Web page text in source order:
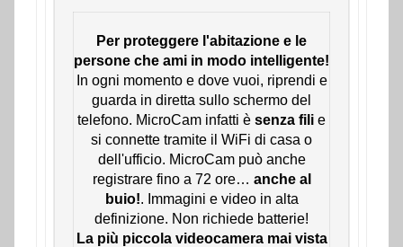
Per proteggere l'abitazione e le
persone che ami in modo intelligente!
In ogni momento e dove vuoi, riprendi e
guarda in diretta sullo schermo del
telefono. MicroCam infatti è senza fili e
si connette tramite il WiFi di casa o
dell'ufficio. MicroCam può anche
registrare fino a 72 ore… anche al
buio!. Immagini e video in alta
definizione. Non richiede batterie!
La più piccola videocamera mai vista